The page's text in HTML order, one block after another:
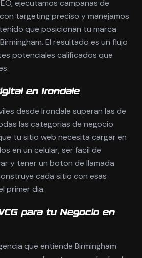
ejecutamos campanas de
targeting preciso y manejamos
que posicionan tu marca
El resultado es un flujo
potenciales calificados que
en Irondale
desde Irondale superan las de
las categorias de negocio
tu sitio web necesita cargar en
en un celular, ser facil de
y tener un boton de llamada
cada sitio con esas
primer dia.
para tu Negocio en
que entiende Birmingham